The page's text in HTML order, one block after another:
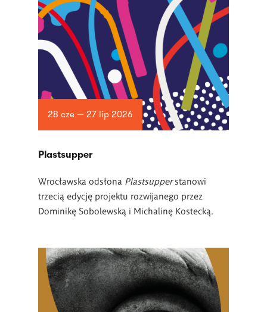
28 cze — 27 lip 2026
Plastsupper
Wrocławska odsłona Plastsupperstanowi
trzecią edycję projektu rozwijanego przez
Dominikę Sobolewską i Michalinę Kostecką.